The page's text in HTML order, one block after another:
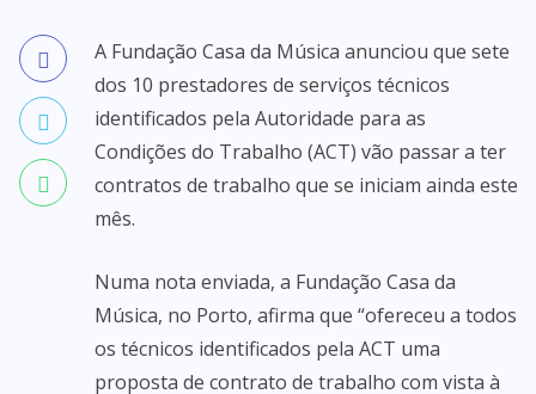
A Fundação Casa da Música anunciou que sete
dos 10 prestadores de serviços técnicos
identificados pela Autoridade para as
Condições do Trabalho (ACT) vão passar a ter
contratos de trabalho que se iniciam ainda este
mês.
Numa nota enviada, a Fundação Casa da
Música, no Porto, afirma que “ofereceu a todos
os técnicos identificados pela ACT uma
proposta de contrato de trabalho com vista à